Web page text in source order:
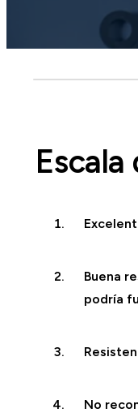
Buena
podría
No